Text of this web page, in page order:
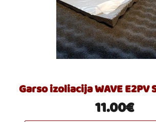
Garso izoliacija WAVE E2PV
11.00€